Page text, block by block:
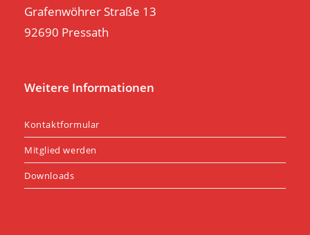
Grafenwöhrer Straße 13
92690 Pressath
Weitere Informationen
Kontaktformular
Mitglied werden
Downloads